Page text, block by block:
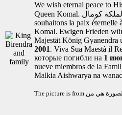
We wish eternal peace to
Queen Komal.
souhaitons la paix éternelle
Komal. Ewigen Frieden
Majestät König
2001. Viva Sua Maestà il
которые погибли на 1
nueve miembros de la
Malkia Aishwarya na
The picture is from